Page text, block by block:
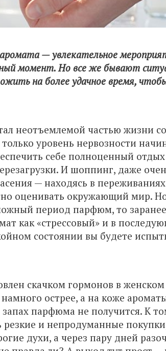
— увлекательное
момент. Но все же бывают
на более удачное время,
неотъемлемой частью жизни
уровень нервозности
себе полноценный
И шоппинг, даже
— находясь в
оценивать окружающий мир.
период парфюм, то заранее
как «стрессовый» и в
состоянии вы будете
скачком гормонов в
острее, а на коже
запах парфюма не получится. К
и непродуманные
духи, а через пару дней